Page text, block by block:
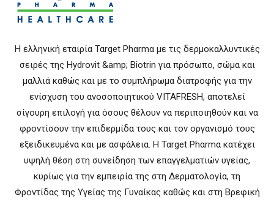
Η ελληνική εταιρία Ταrget Phαrmα με τις δερμοκαλλυντικές
σειρές της Hydrovit &amp; Biotrin για πρόσωπο, σώμα και
μαλλιά καθώς και με το συμπλήρωμα διατροφής για την
ενίσχυση του ανοσοποιητικού VITAFRESH, αποτελεί
σίγουρη επιλογή για όσους θέλουν να περιποιηθούν και να
φροντίσουν την επιδερμίδα τους και τον οργανισμό τους
εξειδικευμένα και με ασφάλεια. Η Ταrget Phαrmα κατέχει
υψηλή θέση στη συνείδηση των επαγγελματιών υγείας,
κυρίως για την εμπειρία της στη Δερματολογία, τη
Φροντίδας της Υγείας της Γυναίκας καθώς και στη Βρεφική